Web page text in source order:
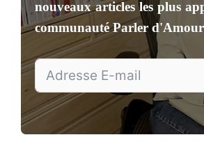
nouveaux articles les plus
communautéParler d'Amour